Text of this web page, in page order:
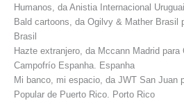
Humanos, da Anistia Internacional
Bald cartoons, da Ogilvy & Mather Brasil
Brasil
Hazte extranjero, da Mccann Madrid para
Campofrío Espanha. Espanha
Mi banco, mi espacio, da JWT San Juan
Popular de Puerto Rico. Porto Rico